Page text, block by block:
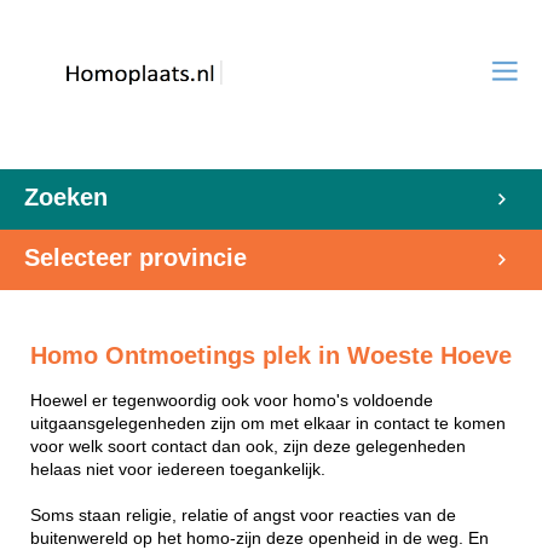
Zoeken
Selecteer provincie
Homo Ontmoetings plek in Woeste Hoeve
Hoewel er tegenwoordig ook voor homo's voldoende
uitgaansgelegenheden zijn om met elkaar in contact te komen
voor welk soort contact dan ook, zijn deze gelegenheden
helaas niet voor iedereen toegankelijk.
Soms staan religie, relatie of angst voor reacties van de
buitenwereld op het homo-zijn deze openheid in de weg. En